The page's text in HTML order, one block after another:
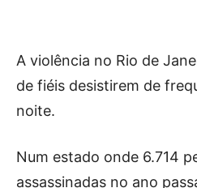
A violência no Rio de
de fiéis desistirem de
noite.
Num estado onde 6.714
assassinadas no ano